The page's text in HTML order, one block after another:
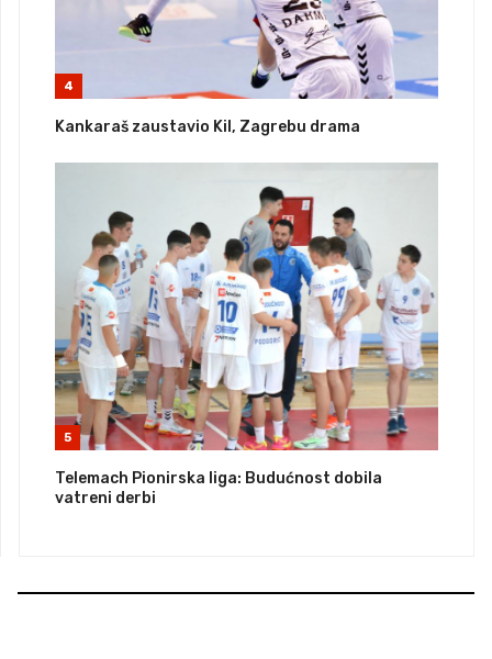
4
Kankaraš zaustavio Kil, Zagrebu drama
5
Telemach Pionirska liga: Budućnost dobila
vatreni derbi